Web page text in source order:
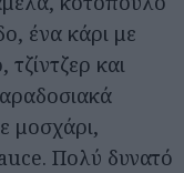
ένα κάρι με
και
μοσχάρι,
Πολύ δυνατό